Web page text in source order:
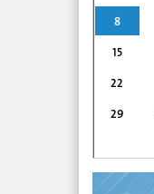
8
15
22
29